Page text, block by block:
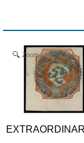
Zoom